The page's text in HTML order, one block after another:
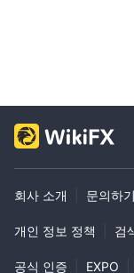
회사 소개 문의하기
개인 정보 정책 검
공식 인증 EXPO